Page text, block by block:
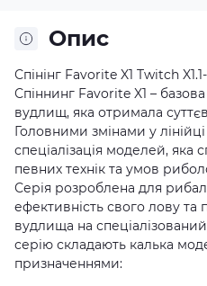
Опис
Спінінг Favorite X1 Twitch
Спіннинг Favorite X1 –
вудлищ, яка отримала
Головними змінами у
спеціалізація моделей, яка
певних технік та умов
Серія розроблена для
ефективність свого лову та
вудлища на
серію складають калька
призначеннями: